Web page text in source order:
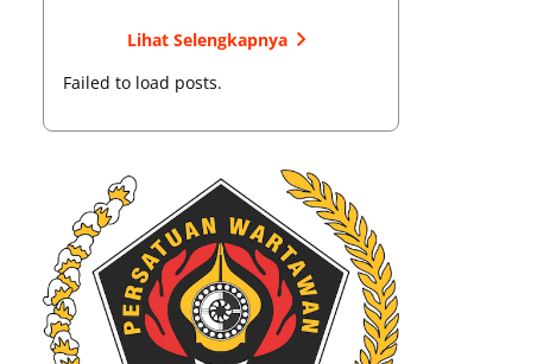
Lihat Selengkapnya
Failed to load posts.